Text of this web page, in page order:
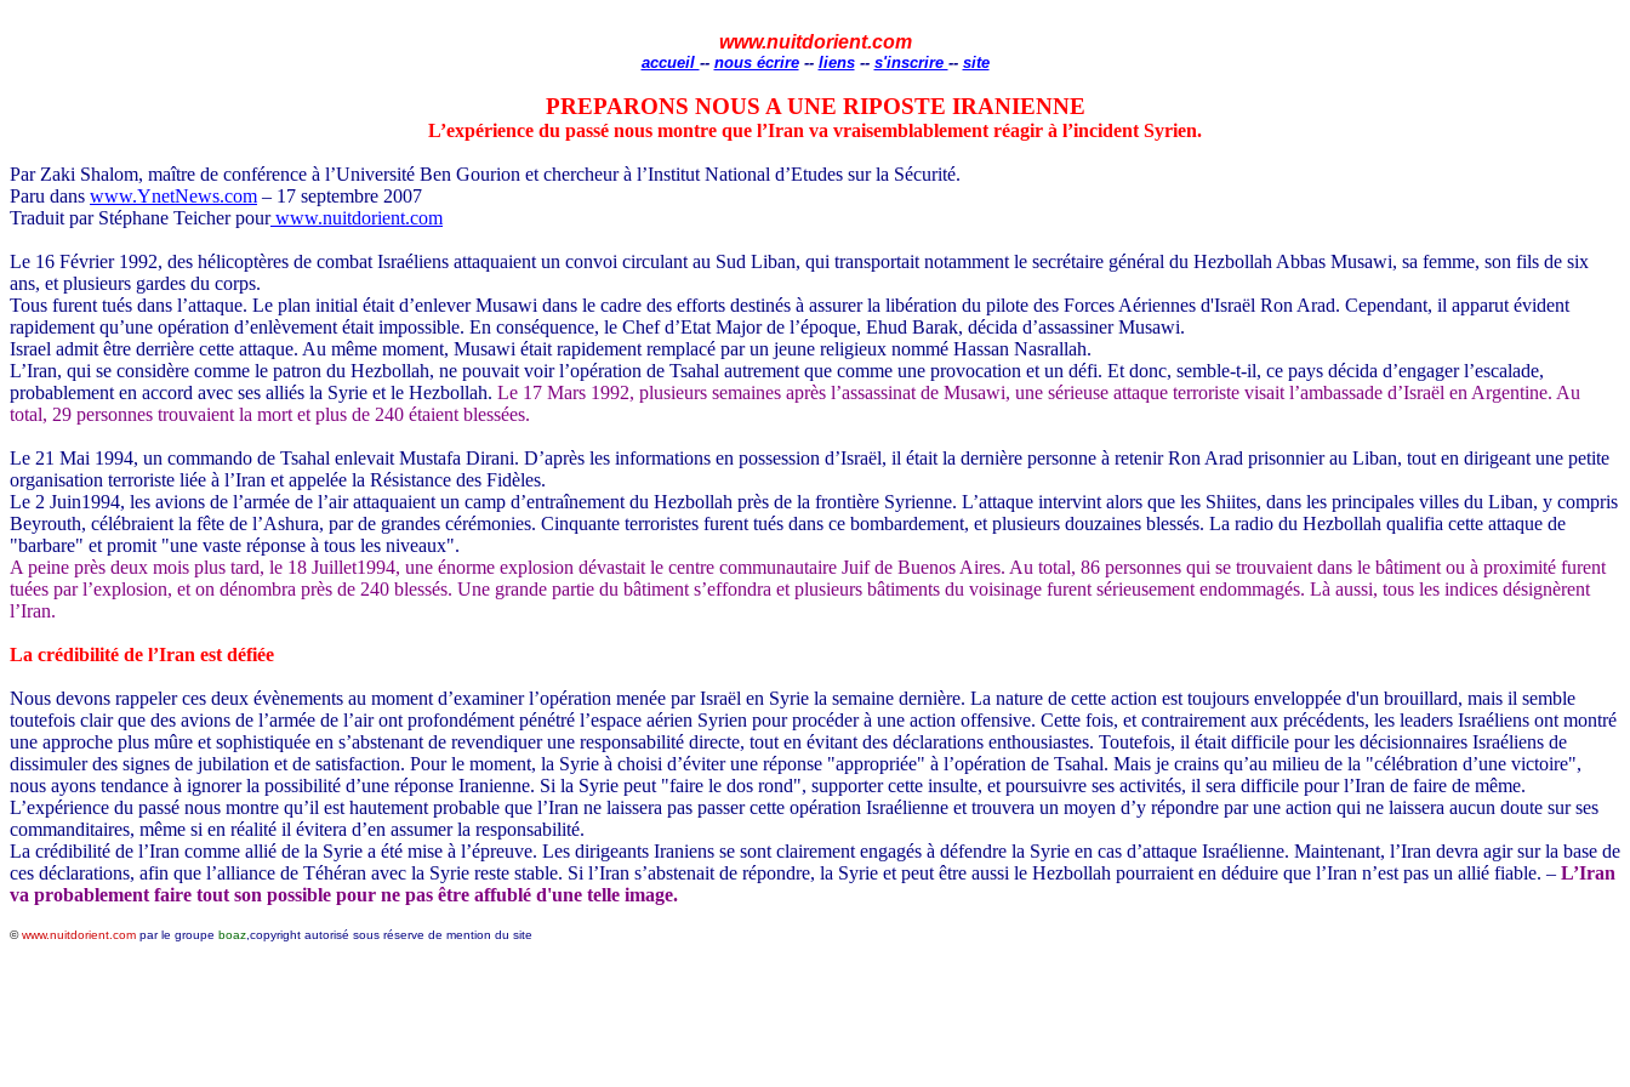
www.nuitdorient.com
accueil -- nous écrire-- liens-- s'inscrire -- site
PREPARONS NOUS A UNE RIPOSTE IRANIENNE
L’expérience du passé nous montre que l’Iran va vraisemblablement réagir à l’incident Syrien.
Par Zaki Shalom, maître de conférence à l’Université Ben Gourion et chercheur à l’Institut National d’Etudes sur la Sécurité.
Paru dans www.YnetNews.com – 17 septembre 2007
Traduit par Stéphane Teicher pourwww.nuitdorient.com
Le 16 Février 1992, des hélicoptères de combat Israéliens attaquaient un convoi circulant au Sud Liban, qui transportait notamment le secrétaire général du Hezbollah Abbas Musawi, sa femme, son fils de six
ans, et plusieurs gardes du corps.
Tous furent tués dans l’attaque. Le plan initial était d’enlever Musawi dans le cadre des efforts destinés à assurer la libération du pilote des Forces Aériennes d'Israël Ron Arad. Cependant, il apparut évident
rapidement qu’une opération d’enlèvement était impossible. En conséquence, le Chef d’Etat Major de l’époque, Ehud Barak, décida d’assassiner Musawi.
Israel admit être derrière cette attaque. Au même moment, Musawi était rapidement remplacé par un jeune religieux nommé Hassan Nasrallah.
L’Iran, qui se considère comme le patron du Hezbollah, ne pouvait voir l’opération de Tsahal autrement que comme une provocation et un défi. Et donc, semble-t-il, ce pays décida d’engager l’escalade,
probablement en accord avec ses alliés la Syrie et le Hezbollah. Le 17 Mars 1992, plusieurs semaines après l’assassinat de Musawi, une sérieuse attaque terroriste visait l’ambassade d’Israël en Argentine. Au
total, 29 personnes trouvaient la mort et plus de 240 étaient blessées.
Le 21 Mai 1994, un commando de Tsahal enlevait Mustafa Dirani. D’après les informations en possession d’Israël, il était la dernière personne à retenir Ron Arad prisonnier au Liban, tout en dirigeant une petite
organisation terroriste liée à l’Iran et appelée la Résistance des Fidèles.
Le 2 Juin1994, les avions de l’armée de l’air attaquaient un camp d’entraînement du Hezbollah près de la frontière Syrienne. L’attaque intervint alors que les Shiites, dans les principales villes du Liban, y compris
Beyrouth, célébraient la fête de l’Ashura, par de grandes cérémonies. Cinquante terroristes furent tués dans ce bombardement, et plusieurs douzaines blessés. La radio du Hezbollah qualifia cette attaque de
"barbare" et promit "une vaste réponse à tous les niveaux".
A peine près deux mois plus tard, le 18 Juillet1994, une énorme explosion dévastait le centre communautaire Juif de Buenos Aires. Au total, 86 personnes qui se trouvaient dans le bâtiment ou à proximité furent
tuées par l’explosion, et on dénombra près de 240 blessés. Une grande partie du bâtiment s’effondra et plusieurs bâtiments du voisinage furent sérieusement endommagés. Là aussi, tous les indices désignèrent
l’Iran.
La crédibilité de l’Iran est défiée
Nous devons rappeler ces deux évènements au moment d’examiner l’opération menée par Israël en Syrie la semaine dernière. La nature de cette action est toujours enveloppée d'un brouillard, mais il semble
toutefois clair que des avions de l’armée de l’air ont profondément pénétré l’espace aérien Syrien pour procéder à une action offensive. Cette fois, et contrairement aux précédents, les leaders Israéliens ont montré
une approche plus mûre et sophistiquée en s’abstenant de revendiquer une responsabilité directe, tout en évitant des déclarations enthousiastes. Toutefois, il était difficile pour les décisionnaires Israéliens de
dissimuler des signes de jubilation et de satisfaction. Pour le moment, la Syrie à choisi d’éviter une réponse "appropriée" à l’opération de Tsahal. Mais je crains qu’au milieu de la "célébration d’une victoire",
nous ayons tendance à ignorer la possibilité d’une réponse Iranienne. Si la Syrie peut "faire le dos rond", supporter cette insulte, et poursuivre ses activités, il sera difficile pour l’Iran de faire de même.
L’expérience du passé nous montre qu’il est hautement probable que l’Iran ne laissera pas passer cette opération Israélienne et trouvera un moyen d’y répondre par une action qui ne laissera aucun doute sur ses
commanditaires, même si en réalité il évitera d’en assumer la responsabilité.
La crédibilité de l’Iran comme allié de la Syrie a été mise à l’épreuve. Les dirigeants Iraniens se sont clairement engagés à défendre la Syrie en cas d’attaque Israélienne. Maintenant, l’Iran devra agir sur la base de
ces déclarations, afin que l’alliance de Téhéran avec la Syrie reste stable. Si l’Iran s’abstenait de répondre, la Syrie et peut être aussi le Hezbollah pourraient en déduire que l’Iran n’est pas un allié fiable. – L’Iran
va probablement faire tout son possible pour ne pas être affublé d'une telle image.
©www.nuitdorient.com par le groupe boaz ,copyright autorisé sous réserve de mention du site